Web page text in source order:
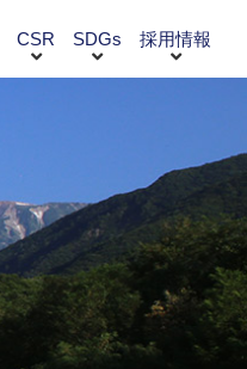
CSR SDGs 採用情報